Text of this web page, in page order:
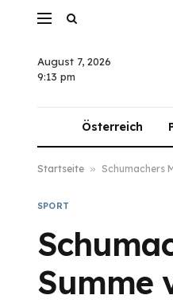
August 7, 2026
9:13 pm
Österreich
Startseite » Schumachers
SPORT
Summe